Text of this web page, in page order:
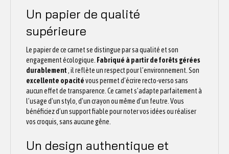
Un papier de qualité
supérieure
Le papier de ce carnet se distingue par sa qualité et son
engagement écologique. Fabriqué à partir de forêts gérées
durablement, il reflète un respect pour l’environnement. Son
excellente opacitévous permet d’écrire recto-verso sans
aucun effet de transparence. Ce carnet s’adapte parfaitement à
l’usage d’un stylo, d’un crayon ou même d’un feutre. Vous
bénéficiez d’un support fiable pour noter vos idées ou réaliser
vos croquis, sans aucune gêne.
Un design authentique et